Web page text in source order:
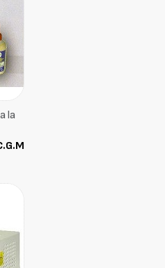
la